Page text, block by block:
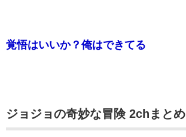
覚悟はいいか？俺はできてる
ジョジョの奇妙な冒険 2chまとめ